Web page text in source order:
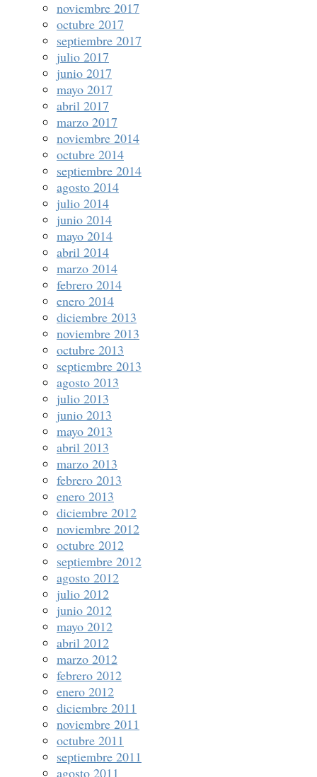
noviembre 2017
octubre 2017
septiembre 2017
julio 2017
junio 2017
mayo 2017
abril 2017
marzo 2017
noviembre 2014
octubre 2014
septiembre 2014
agosto 2014
julio 2014
junio 2014
mayo 2014
abril 2014
marzo 2014
febrero 2014
enero 2014
diciembre 2013
noviembre 2013
octubre 2013
septiembre 2013
agosto 2013
julio 2013
junio 2013
mayo 2013
abril 2013
marzo 2013
febrero 2013
enero 2013
diciembre 2012
noviembre 2012
octubre 2012
septiembre 2012
agosto 2012
julio 2012
junio 2012
mayo 2012
abril 2012
marzo 2012
febrero 2012
enero 2012
diciembre 2011
noviembre 2011
octubre 2011
septiembre 2011
agosto 2011